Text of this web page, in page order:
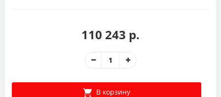
110 243 р.
В корзину